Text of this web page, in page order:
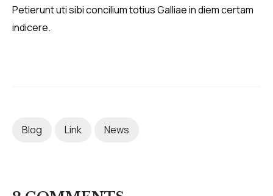
Petierunt uti sibi concilium totius Galliae in diem certam
indicere.
Blog Link News